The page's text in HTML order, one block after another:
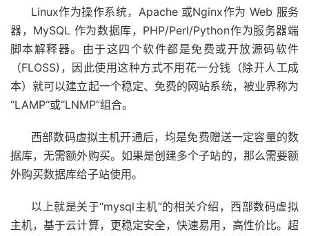
Linux作为操作系统，Apache 或Nginx作为 Web 服务
器，MySQL 作为数据库，PHP/Perl/Python作为服务器端
脚本解释器。由于这四个软件都是免费或开放源码软件
（FLOSS)，因此使用这种方式不用花一分钱（除开人工成
本）就可以建立起一个稳定、免费的网站系统，被业界称为
“LAMP“或“LNMP”组合。
西部数码虚拟主机开通后，均是免费赠送一定容量的数
据库，无需额外购买。如果是创建多个子站的，那么需要额
外购买数据库给子站使用。
以上就是关于“mysql主机”的相关介绍，西部数码虚拟
主机，基于云计算，更稳定安全，快速易用，高性价比。超